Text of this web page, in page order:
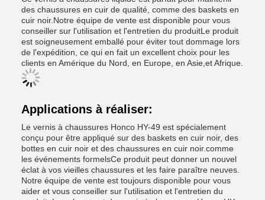
des chaussures en cuir de qualité, comme des baskets en
cuir noir.Notre équipe de vente est disponible pour vous
conseiller sur l'utilisation et l'entretien du produitLe produit
est soigneusement emballé pour éviter tout dommage lors
de l'expédition, ce qui en fait un excellent choix pour les
clients en Amérique du Nord, en Europe, en Asie,et Afrique.
Applications à réaliser:
Le vernis à chaussures Honco HY-49 est spécialement
conçu pour être appliqué sur des baskets en cuir noir, des
bottes en cuir noir et des chaussures en cuir noir.comme
les événements formelsCe produit peut donner un nouvel
éclat à vos vieilles chaussures et les faire paraître neuves.
Notre équipe de vente est toujours disponible pour vous
aider et vous conseiller sur l'utilisation et l'entretien du